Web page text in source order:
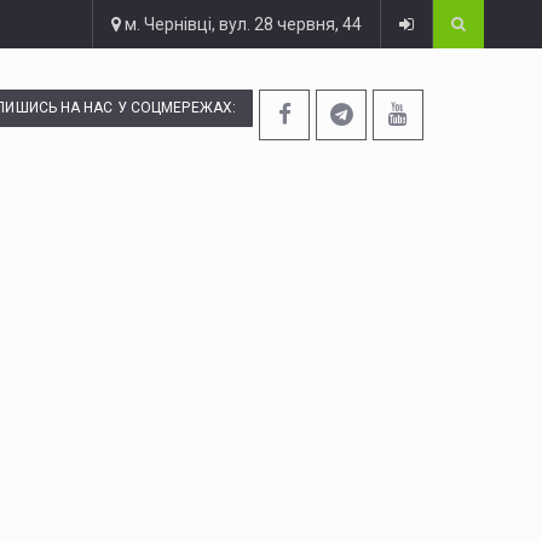
м. Чернівці, вул. 28 червня, 44
НА НАС У СОЦМЕРЕЖАХ: